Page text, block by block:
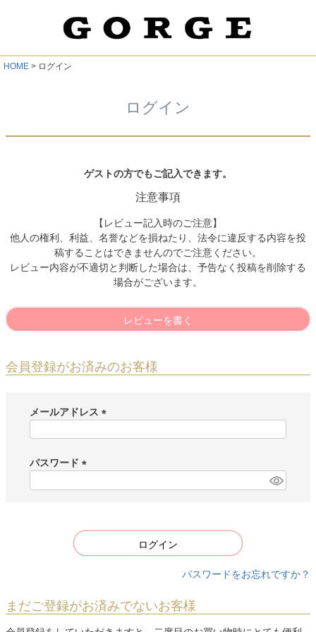
HOME ログイン
ログイン
ゲストの方でもご記入できます。
注意事項
【レビュー記入時のご注意】
他人の権利、利益、名誉などを損ねたり、法令に違反する内容を投
稿することはできませんのでご注意ください。
レビュー内容が不適切と判断した場合は、予告なく投稿を削除する
場合がございます。
レビューを書く
会員登録がお済みのお客様
メールアドレス
)
パスワード
ログイン
パスワードをお忘れですか？
まだご登録がお済みでないお客様